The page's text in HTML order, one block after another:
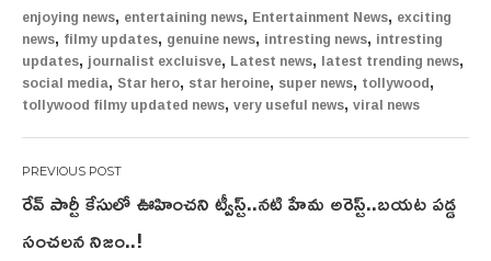
enjoying news, entertaining news, Entertainment News, exciting
news, filmy updates, genuine news, intresting news, intresting
updates, journalist excluisve, Latest news, latest trending news,
social media, Star hero, star heroine, super news, tollywood,
tollywood filmy updated news, very useful news, viral news
Post
navigation
రేవ్ పార్టీ కేసులో ఊహించని ట్వీస్ట్..నటి హేమ అరెస్ట్..బయట పడ్డ
సంచలన నిజం..!